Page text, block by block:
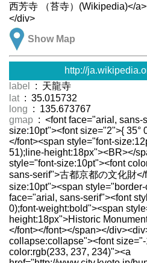
西芳寺 （苔寺）(Wikipedia)</
</div>
Show Map
http://
label
: 天龍寺
lat : 35.015732
long : 135.673767
gmap : <font face="arial, sans-
size:10pt"><font size="2">{ 35°
</font><span style="font-
51);line-height:18px"><BR></
style="font-size:10pt"><font
sans-serif">古都京都の文化財
size:10pt"><span
face="arial, sans-serif"><font
0);font-weight:bold"><span
height:18px">Historic
</font></font></span></
collapse:collapse"><font
color:rgb(233, 237, 234)"><a